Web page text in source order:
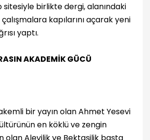
sitesiyle birlikte dergi, alanındaki
kapılarını açarak yeni
yaptı.
AKADEMİK GÜCÜ
bir yayın olan Ahmet Yesevi
en köklü ve zengin